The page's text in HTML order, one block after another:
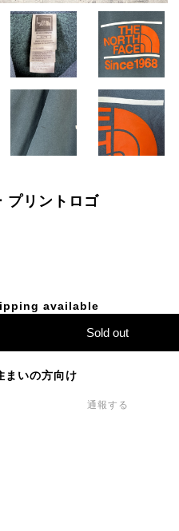
プリントロゴ
available
Sold out
まいの方向け
通報する